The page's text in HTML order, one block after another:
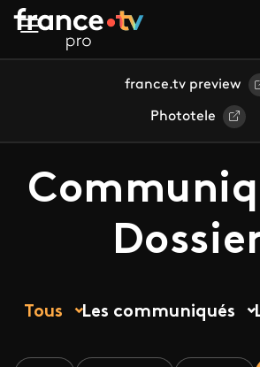
Aller au contenu principal
france.tv preview
Phototele
Tous Les communiqués